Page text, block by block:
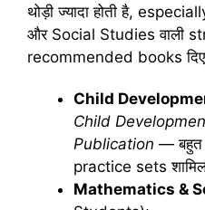
थोड़ी ज्यादा होती है,
और Social Studies वाली
recommended books दिए
Child
Child
Publication — बहुत
practice sets
Mathematics &